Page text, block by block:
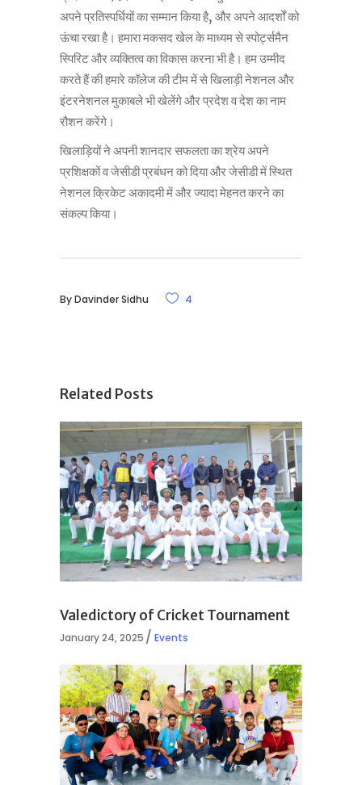
अपने प्रतिस्पर्धियों का सम्मान किया है, और अपने आदर्शों को
ऊंचा रखा है। हमारा मकसद खेल के माध्यम से स्पोर्ट्समैन
स्पिरिट और व्यक्तित्व का विकास करना भी है। हम उम्मीद
करते हैं की हमारे कॉलेज की टीम में से खिलाड़ी नेशनल और
इंटरनेशनल मुकाबले भी खेलेंगे और प्रदेश व देश का नाम
रौशन करेंगे।
खिलाड़ियों ने अपनी शानदार सफलता का श्रेय अपने
प्रशिक्षकों व जेसीडी प्रबंधन को दिया और जेसीडी में स्थित
नेशनल क्रिकेट अकादमी में और ज्यादा मेहनत करने का
संकल्प किया।
ByDavinder Sidhu 4
Related Posts
Valedictory of Cricket Tournament
January 24, 2025 Events